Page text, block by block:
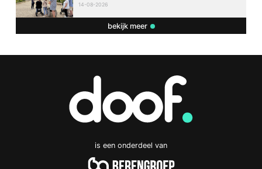
14-08-2026
bekijk meer
is een onderdeel van